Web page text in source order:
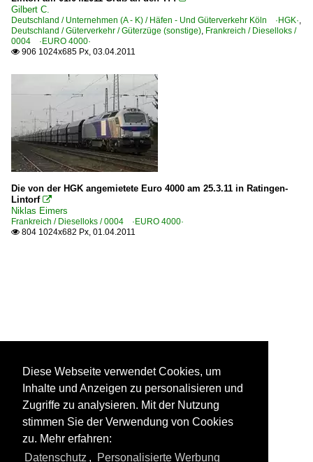
Gilbert C.
Deutschland / Unternehmen (A - K) / Häfen - Und Güterverkehr Köln ·HGK·,
Deutschland / Güterverkehr / Güterzüge (sonstige), Frankreich / Dieselloks /
0004 ·EURO 4000·
 906 1024x685 Px, 03.04.2011
Die von der HGK angemietete Euro 4000 am 25.3.11 in Ratingen-
Lintorf 
Niklas Eimers
Frankreich / Dieselloks / 0004 ·EURO 4000·
 804 1024x682 Px, 01.04.2011
Diese Webseite verwendet Cookies, um
Inhalte und Anzeigen zu personalisieren und
Zugriffe zu analysieren. Mit der Nutzung
stimmen Sie der Verwendung von Cookies
zu. Mehr erfahren:
Datenschutz , Personalisierte Werbung